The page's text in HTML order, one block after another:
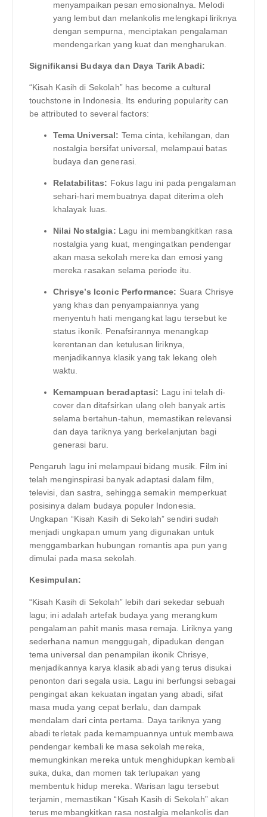
menyampaikan pesan emosionalnya. Melodi
yang lembut dan melankolis melengkapi liriknya
dengan sempurna, menciptakan pengalaman
mendengarkan yang kuat dan mengharukan.
Signifikansi Budaya dan Daya Tarik Abadi:
“Kisah Kasih di Sekolah” has become a cultural
touchstone in Indonesia. Its enduring popularity can
be attributed to several factors:
Tema Universal: Tema cinta, kehilangan, dan
nostalgia bersifat universal, melampaui batas
budaya dan generasi.
Relatabilitas: Fokus lagu ini pada pengalaman
sehari-hari membuatnya dapat diterima oleh
khalayak luas.
Nilai Nostalgia: Lagu ini membangkitkan rasa
nostalgia yang kuat, mengingatkan pendengar
akan masa sekolah mereka dan emosi yang
mereka rasakan selama periode itu.
Chrisye’s Iconic Performance: Suara Chrisye
yang khas dan penyampaiannya yang
menyentuh hati mengangkat lagu tersebut ke
status ikonik. Penafsirannya menangkap
kerentanan dan ketulusan liriknya,
menjadikannya klasik yang tak lekang oleh
waktu.
Kemampuan beradaptasi: Lagu ini telah di-
cover dan ditafsirkan ulang oleh banyak artis
selama bertahun-tahun, memastikan relevansi
dan daya tariknya yang berkelanjutan bagi
generasi baru.
Pengaruh lagu ini melampaui bidang musik. Film ini
telah menginspirasi banyak adaptasi dalam film,
televisi, dan sastra, sehingga semakin memperkuat
posisinya dalam budaya populer Indonesia.
Ungkapan “Kisah Kasih di Sekolah” sendiri sudah
menjadi ungkapan umum yang digunakan untuk
menggambarkan hubungan romantis apa pun yang
dimulai pada masa sekolah.
Kesimpulan:
“Kisah Kasih di Sekolah” lebih dari sekedar sebuah
lagu; ini adalah artefak budaya yang merangkum
pengalaman pahit manis masa remaja. Liriknya yang
sederhana namun menggugah, dipadukan dengan
tema universal dan penampilan ikonik Chrisye,
menjadikannya karya klasik abadi yang terus disukai
penonton dari segala usia. Lagu ini berfungsi sebagai
pengingat akan kekuatan ingatan yang abadi, sifat
masa muda yang cepat berlalu, dan dampak
mendalam dari cinta pertama. Daya tariknya yang
abadi terletak pada kemampuannya untuk membawa
pendengar kembali ke masa sekolah mereka,
memungkinkan mereka untuk menghidupkan kembali
suka, duka, dan momen tak terlupakan yang
membentuk hidup mereka. Warisan lagu tersebut
terjamin, memastikan “Kisah Kasih di Sekolah” akan
terus membangkitkan rasa nostalgia melankolis dan